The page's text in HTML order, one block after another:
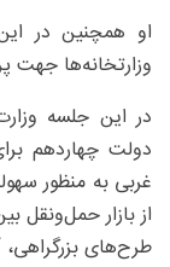
او همچنین در
وزارتخانه‌ها
در این جلسه
دولت چهاردهم
غربی به منظور
از بازار حمل‌و‌نقل
طرح‌های بزرگراهی،